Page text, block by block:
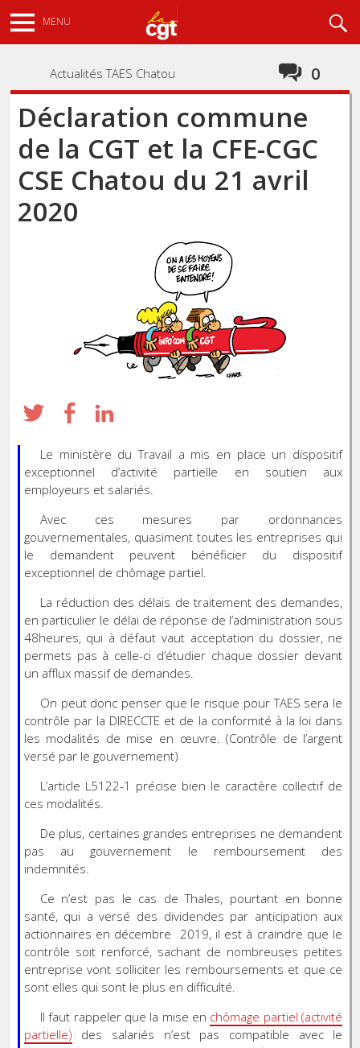
au
contenu
MENU
0
Actualités TAES Chatou
Déclaration commune
de la CGT et la CFE-CGC
CSE Chatou du 21 avril
2020
Le ministère du Travail a mis en place un dispositif
exceptionnel d’activité partielle en soutien aux
employeurs et salariés.
Avec ces mesures par ordonnances
gouvernementales, quasiment toutes les entreprises qui
le demandent peuvent bénéficier du dispositif
exceptionnel de chômage partiel.
La réduction des délais de traitement des demandes,
en particulier le délai de réponse de l’administration sous
48heures, qui à défaut vaut acceptation du dossier, ne
permets pas à celle-ci d’étudier chaque dossier devant
un afflux massif de demandes.
On peut donc penser que le risque pour TAES sera le
contrôle par la DIRECCTE et de la conformité à la loi dans
les modalités de mise en œuvre. (Contrôle de l’argent
versé par le gouvernement)
L’article L5122-1 précise bien le caractère collectif de
ces modalités.
De plus, certaines grandes entreprises ne demandent
pas au gouvernement le remboursement des
indemnités.
Ce n’est pas le cas de Thales, pourtant en bonne
santé, qui a versé des dividendes par anticipation aux
actionnaires en décembre 2019, il est à craindre que le
contrôle soit renforcé, sachant de nombreuses petites
entreprise vont solliciter les remboursements et que ce
sont elles qui sont le plus en difficulté.
Il faut rappeler que la mise en chômage partiel (activité
partielle) des salariés n’est pas compatible avec le